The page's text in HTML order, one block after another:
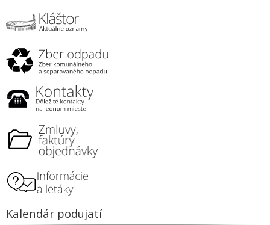
Kalendár podujatí